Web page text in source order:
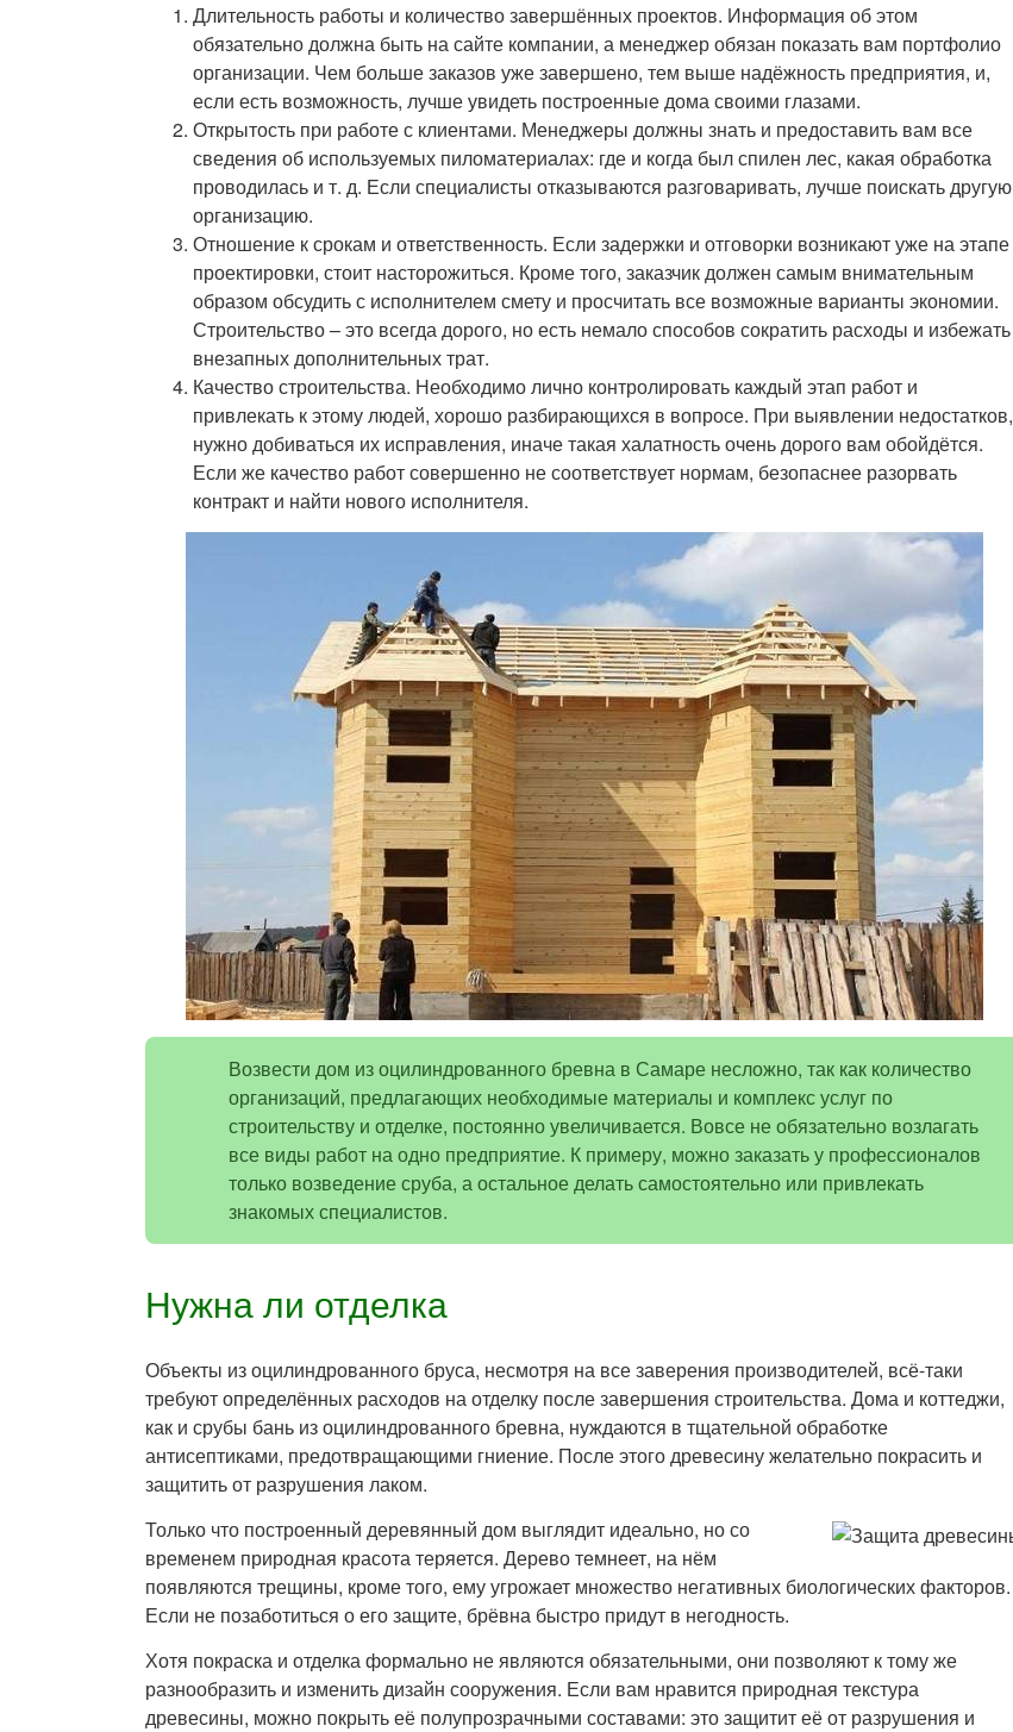
Длительность работы и количество завершённых проектов. Информация об этом
обязательно должна быть на сайте компании, а менеджер обязан показать вам портфолио
организации. Чем больше заказов уже завершено, тем выше надёжность предприятия, и,
если есть возможность, лучше увидеть построенные дома своими глазами.
Открытость при работе с клиентами. Менеджеры должны знать и предоставить вам все
сведения об используемых пиломатериалах: где и когда был спилен лес, какая обработка
проводилась и т. д. Если специалисты отказываются разговаривать, лучше поискать другую
организацию.
Отношение к срокам и ответственность. Если задержки и отговорки возникают уже на этапе
проектировки, стоит насторожиться. Кроме того, заказчик должен самым внимательным
образом обсудить с исполнителем смету и просчитать все возможные варианты экономии.
Строительство – это всегда дорого, но есть немало способов сократить расходы и избежать
внезапных дополнительных трат.
Качество строительства. Необходимо лично контролировать каждый этап работ и
привлекать к этому людей, хорошо разбирающихся в вопросе. При выявлении недостатков,
нужно добиваться их исправления, иначе такая халатность очень дорого вам обойдётся.
Если же качество работ совершенно не соответствует нормам, безопаснее разорвать
контракт и найти нового исполнителя.
Возвести дом из оцилиндрованного бревна в Самаре несложно, так как количество
организаций, предлагающих необходимые материалы и комплекс услуг по
строительству и отделке, постоянно увеличивается. Вовсе не обязательно возлагать
все виды работ на одно предприятие. К примеру, можно заказать у профессионалов
только возведение сруба, а остальное делать самостоятельно или привлекать
знакомых специалистов.
Нужна ли отделка
Объекты из оцилиндрованного бруса, несмотря на все заверения производителей, всё-таки
требуют определённых расходов на отделку после завершения строительства. Дома и коттеджи,
как и срубы бань из оцилиндрованного бревна, нуждаются в тщательной обработке
антисептиками, предотвращающими гниение. После этого древесину желательно покрасить и
защитить от разрушения лаком.
Только что построенный деревянный дом выглядит идеально, но со
временем природная красота теряется. Дерево темнеет, на нём
появляются трещины, кроме того, ему угрожает множество негативных биологических факторов.
Если не позаботиться о его защите, брёвна быстро придут в негодность.
Хотя покраска и отделка формально не являются обязательными, они позволяют к тому же
разнообразить и изменить дизайн сооружения. Если вам нравится природная текстура
древесины, можно покрыть её полупрозрачными составами: это защитит её от разрушения и